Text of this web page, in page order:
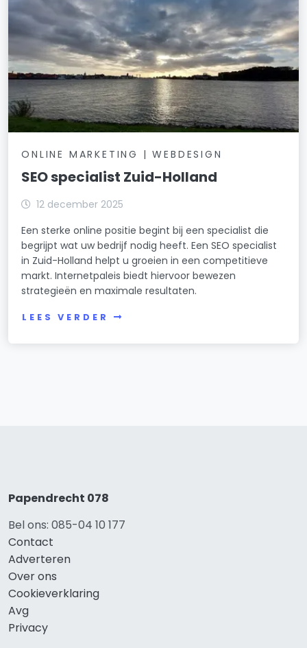
ONLINE MARKETING | WEBDESIGN
SEO specialist Zuid-Holland
12 december 2025
Een sterke online positie begint bij een specialist die
begrijpt wat uw bedrijf nodig heeft. Een SEO specialist
in Zuid-Holland helpt u groeien in een competitieve
markt. Internetpaleis biedt hiervoor bewezen
strategieën en maximale resultaten.
LEES VERDER
Papendrecht 078
Bel ons: 085-04 10 177
Contact
Adverteren
Over ons
Cookieverklaring
Avg
Privacy